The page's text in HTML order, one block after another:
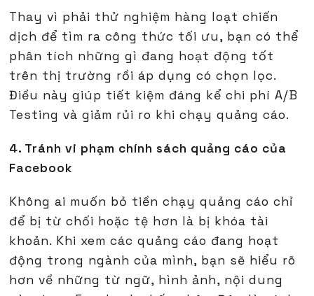
Thay vì phải thử nghiệm hàng loạt chiến
dịch để tìm ra công thức tối ưu, bạn có thể
phân tích những gì đang hoạt động tốt
trên thị trường rồi áp dụng có chọn lọc.
Điều này giúp tiết kiệm đáng kể chi phí A/B
Testing và giảm rủi ro khi chạy quảng cáo.
4. Tránh vi phạm chính sách quảng cáo của
Facebook
Không ai muốn bỏ tiền chạy quảng cáo chỉ
để bị từ chối hoặc tệ hơn là bị khóa tài
khoản. Khi xem các quảng cáo đang hoạt
động trong ngành của mình, bạn sẽ hiểu rõ
hơn về những từ ngữ, hình ảnh, nội dung